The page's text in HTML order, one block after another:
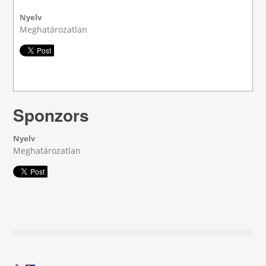
Nyelv
Meghatározatlan
Sponzors
Nyelv
Meghatározatlan